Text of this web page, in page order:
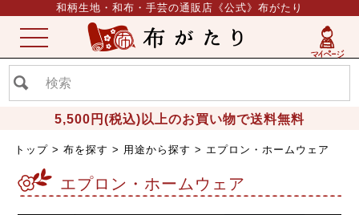
和柄生地・和布・手芸の通販店《公式》布がたり
5,500円(税込)以上のお買い物で送料無料
ME
NU
トップ 布を探す 用途から探す エプロン・ホームウェア
エプロン・ホームウェア